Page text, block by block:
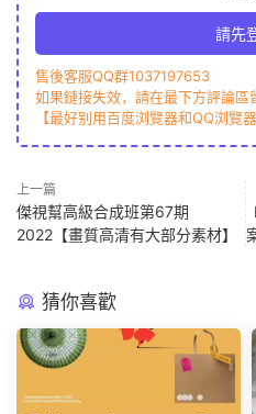
請先
售後客服QQ群1037197653
如果鏈接失效，請在最下方評論區
【最好别用百度浏覽器和QQ浏覽器
上一篇
傑視幫高級合成班第67期
2022【畫質高清有大部分素材】
猜你喜歡